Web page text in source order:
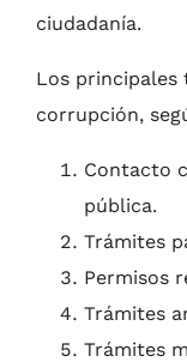
ciudadanía.
Los principales
corrupción,
Contacto
pública.
Trámites
Permisos
Trámites
Trámites